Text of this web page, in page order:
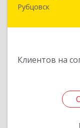
Рубцовск
Клиентов на